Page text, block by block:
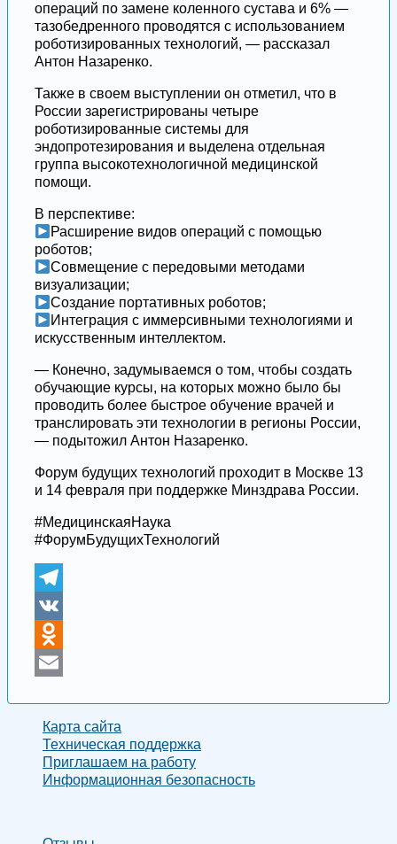
операций по замене коленного сустава и 6% —
тазобедренного проводятся с использованием
роботизированных технологий, — рассказал
Антон Назаренко.
Также в своем выступлении он отметил, что в
России зарегистрированы четыре
роботизированные системы для
эндопротезирования и выделена отдельная
группа высокотехнологичной медицинской
помощи.
В перспективе:
Расширение видов операций с помощью
роботов;
Совмещение с передовыми методами
визуализации;
Создание портативных роботов;
Интеграция с иммерсивными технологиями и
искусственным интеллектом.
— Конечно, задумываемся о том, чтобы создать
обучающие курсы, на которых можно было бы
проводить более быстрое обучение врачей и
транслировать эти технологии в регионы России,
— подытожил Антон Назаренко.
Форум будущих технологий проходит в Москве 13
и 14 февраля при поддержке Минздрава России.
#МедицинскаяНаука
#ФорумБудущихТехнологий
Telegram
VK
Odnoklassniki
Карта сайта
Техническая поддержка
Приглашаем на работу
Информационная безопасность